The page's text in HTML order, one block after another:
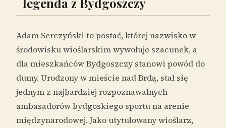
Adam Serczyński to postać, której nazwisko w
środowisku wioślarskim wywołuje szacunek, a
dla mieszkańców Bydgoszczy stanowi powód do
dumy. Urodzony w mieście nad Brdą, stał się
jednym z najbardziej rozpoznawalnych
ambasadorów bydgoskiego sportu na arenie
międzynarodowej. Jako utytułowany wioślarz,